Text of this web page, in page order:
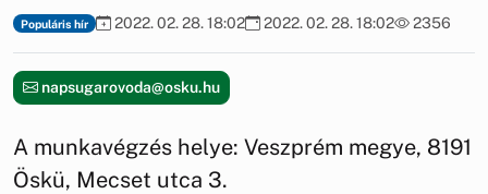
Populáris hír 2022. 02. 28. 18:02 2022. 02. 28. 18:02 2356
napsugarovoda@osku.hu
A munkavégzés helye: Veszprém megye, 8191
Öskü, Mecset utca 3.